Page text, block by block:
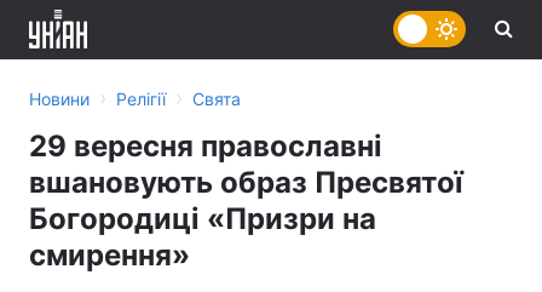
Новини › Релігії › Свята
29 вересня православні
вшановують образ Пресвятої
Богородиці «Призри на
смирення»